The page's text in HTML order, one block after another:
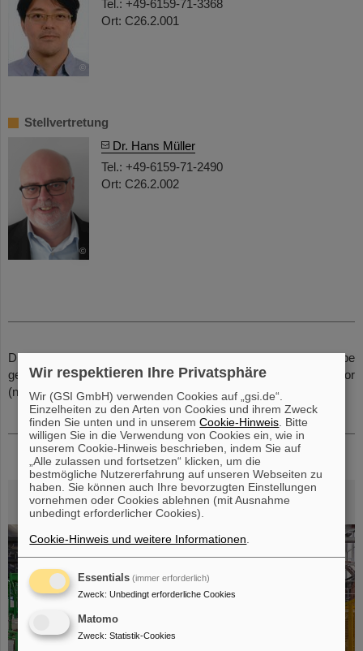
©
Tel.: +49-6159-71-3368
Ort: C26.2.001
Stellvertretung
©
Dr. Hans Müller
Tel.: +49-6159-71-2490
Ort: C26.2.002
Die Zuordnung der Mitarbeiterinnen und Mitarbeiter zur Gruppe
gehen aus der Mitarbeiter*innenliste der Abteilung SMT hervor
(nur intern abrufbar).
Wir respektieren Ihre Privatsphäre
Wir (GSI GmbH) verwenden Cookies auf „gsi.de“.
Einzelheiten zu den Arten von Cookies und ihrem Zweck
finden Sie unten und in unseremCookie-Hinweis . Bitte
willigen Sie in die Verwendung von Cookies ein, wie in
unserem Cookie-Hinweis beschrieben, indem Sie auf
„Alle zulassen und fortsetzen“ klicken, um die
bestmögliche Nutzererfahrung auf unseren Webseiten zu
haben. Sie können auch Ihre bevorzugten Einstellungen
vornehmen oder Cookies ablehnen (mit Ausnahme
unbedingt erforderlicher Cookies).
Cookie-Hinweis und weitere Informationen
Essentials (immer erforderlich)
Zweck: Unbedingt erforderliche Cookies
Matomo
Zweck: Statistik-Cookies